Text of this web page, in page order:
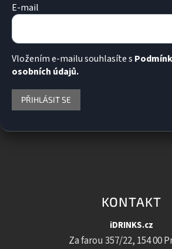
E-mail
Vložením e-mailu souhlasíte s
osobních údajů.
PŘIHLÁSIT SE
KONTAKT
iDRINKS.cz
Za farou 357/22, 154 00